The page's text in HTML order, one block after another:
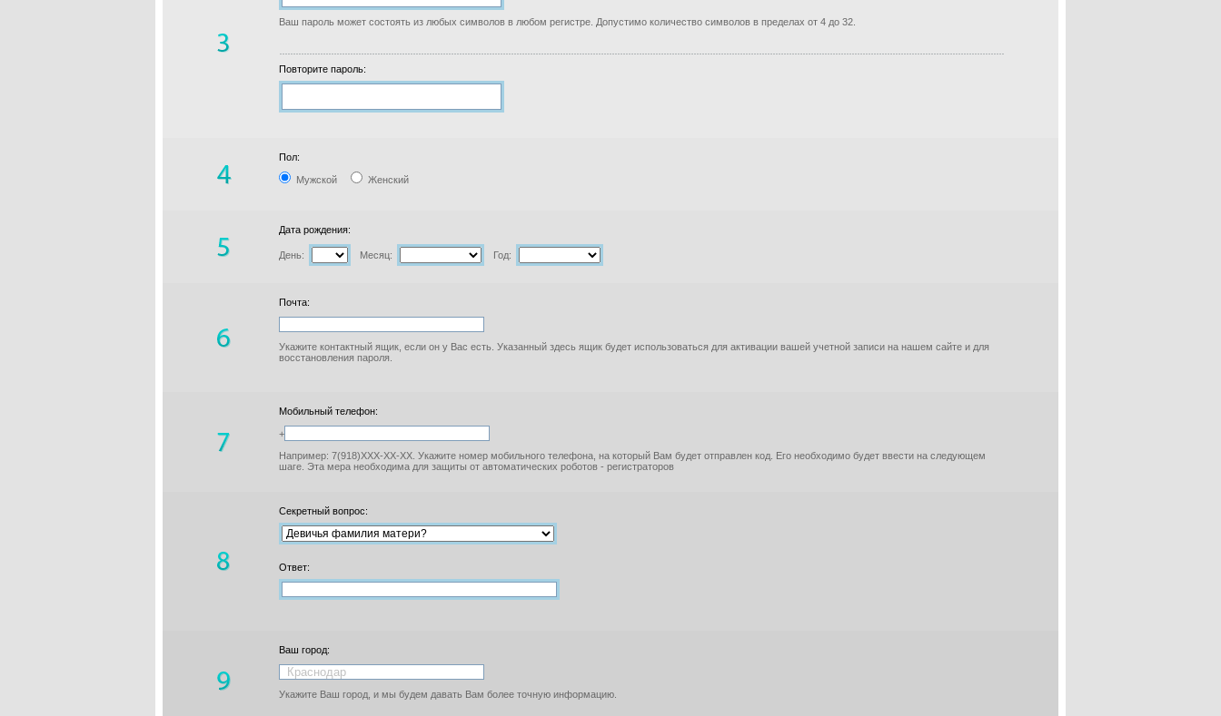
Ваш пароль может состоять из любых символов в любом регистре. Допустимо количество символов в пределах от 4 до 32.
Повторите пароль:
Пол:
Мужской Женский
Дата рождения:
День: Месяц: Год:
Почта:
Укажите контактный ящик, если он у Вас есть. Указанный здесь ящик будет использоваться для активации вашей учетной записи на нашем сайте и для
восстановления пароля.
Мобильный телефон:
+
Например: 7(918)XXX-XX-XX. Укажите номер мобильного телефона, на который Вам будет отправлен код. Его необходимо будет ввести на следующем
шаге. Эта мера необходима для защиты от автоматических роботов - регистраторов
Секретный вопрос:
Ответ:
Ваш город:
Укажите Ваш город, и мы будем давать Вам более точную информацию.